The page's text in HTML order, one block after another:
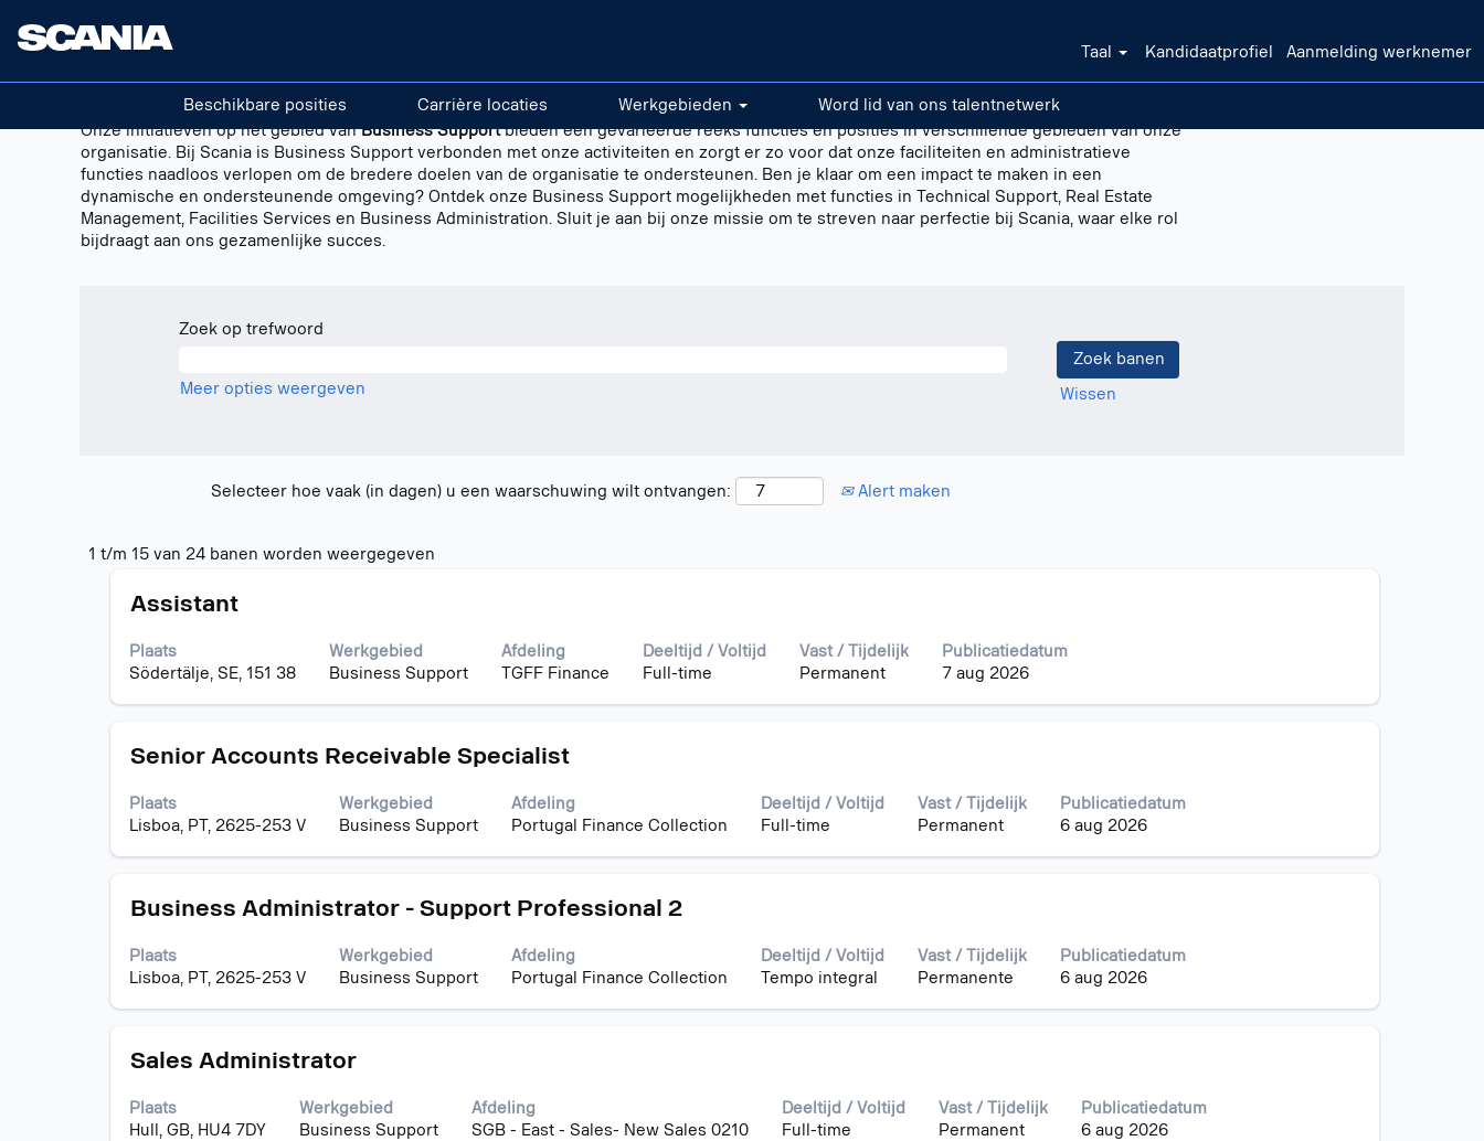
Taal Kandidaatprofiel Aanmelding werknemer
Beschikbare posities Carrière locaties Werkgebieden Word lid van ons talentnetwerk
Business
NL
Onze initiatieven op het gebied vanBusiness Supportbieden een gevarieerde reeks functies en posities in verschillende gebieden van onze
organisatie. Bij Scania is Business Support verbonden met onze activiteiten en zorgt er zo voor dat onze faciliteiten en administratieve
functies naadloos verlopen om de bredere doelen van de organisatie te ondersteunen. Ben je klaar om een impact te maken in een
dynamische en ondersteunende omgeving? Ontdek onze Business Support mogelijkheden met functies in Technical Support, Real Estate
Management, Facilities Services en Business Administration. Sluit je aan bij onze missie om te streven naar perfectie bij Scania, waar elke rol
bijdraagt aan ons gezamenlijke succes.
Zoek op trefwoord
Meer opties weergeven Wissen
Selecteer hoe vaak (in dagen) u een waarschuwing wilt ontvangen: Alert maken
1 t/m 15 van 24 banen worden weergegeven
van
24
worden
de
tabtoets
om
de
banen
de
Titel
Assistant
Plaats
Södertälje, SE, 151 38
Werkgebied
Business Support
Afdeling
TGFF Finance
Deeltijd / Voltijd
Full-time
Vast / Tijdelijk
Permanent
Publicatiedatum
7 aug 2026
Selecteer
spatiebalk
om
volledige
van
functiegegevens
weer
geven.
Titel
Senior Accounts Receivable Specialist
Plaats
Lisboa, PT, 2625-253 V
Werkgebied
Business Support
Afdeling
Portugal Finance Collection
Deeltijd / Voltijd
Full-time
Vast / Tijdelijk
Permanent
Publicatiedatum
6 aug 2026
Selecteer
spatiebalk
om
volledige
van
functiegegevens
weer
geven.
Titel
Business Administrator - Support Professional 2
Plaats
Lisboa, PT, 2625-253 V
Werkgebied
Business Support
Afdeling
Portugal Finance Collection
Deeltijd / Voltijd
Tempo integral
Vast / Tijdelijk
Permanente
Publicatiedatum
6 aug 2026
Selecteer
spatiebalk
om
volledige
van
functiegegevens
weer
Titel
Sales Administrator
Plaats
Hull, GB, HU4 7DY
Werkgebied
Business Support
Afdeling
SGB - East - Sales- New Sales 0210
Deeltijd / Voltijd
Full-time
Vast / Tijdelijk
Permanent
Publicatiedatum
6 aug 2026
Selecteer
spatiebalk
om